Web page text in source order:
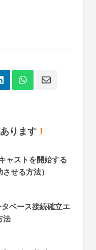
ります ！
ャストを開始する
せる方法）
ベース接続確立エ
法